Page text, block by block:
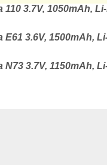
3.7V, 1050mAh,
3.6V, 1500mAh,
3.7V, 1150mAh,